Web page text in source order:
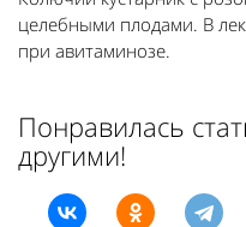
целебными плодами. В
при авитаминозе.
Понравилась
другими!